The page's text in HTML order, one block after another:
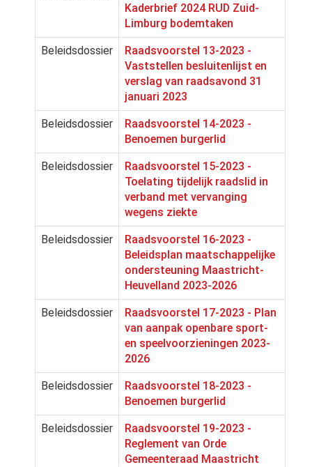
Kaderbrief 2024 RUD Zuid-
Limburg bodemtaken
Beleidsdossier
Raadsvoorstel 13-2023 -
Vaststellen besluitenlijst en
verslag van raadsavond 31
januari 2023
Beleidsdossier
Raadsvoorstel 14-2023 -
Benoemen burgerlid
Beleidsdossier
Raadsvoorstel 15-2023 -
Toelating tijdelijk raadslid in
verband met vervanging
wegens ziekte
Beleidsdossier
Raadsvoorstel 16-2023 -
Beleidsplan maatschappelijke
ondersteuning Maastricht-
Heuvelland 2023-2026
Beleidsdossier
Raadsvoorstel 17-2023 - Plan
van aanpak openbare sport-
en speelvoorzieningen 2023-
2026
Beleidsdossier
Raadsvoorstel 18-2023 -
Benoemen burgerlid
Beleidsdossier
Raadsvoorstel 19-2023 -
Reglement van Orde
Gemeenteraad Maastricht